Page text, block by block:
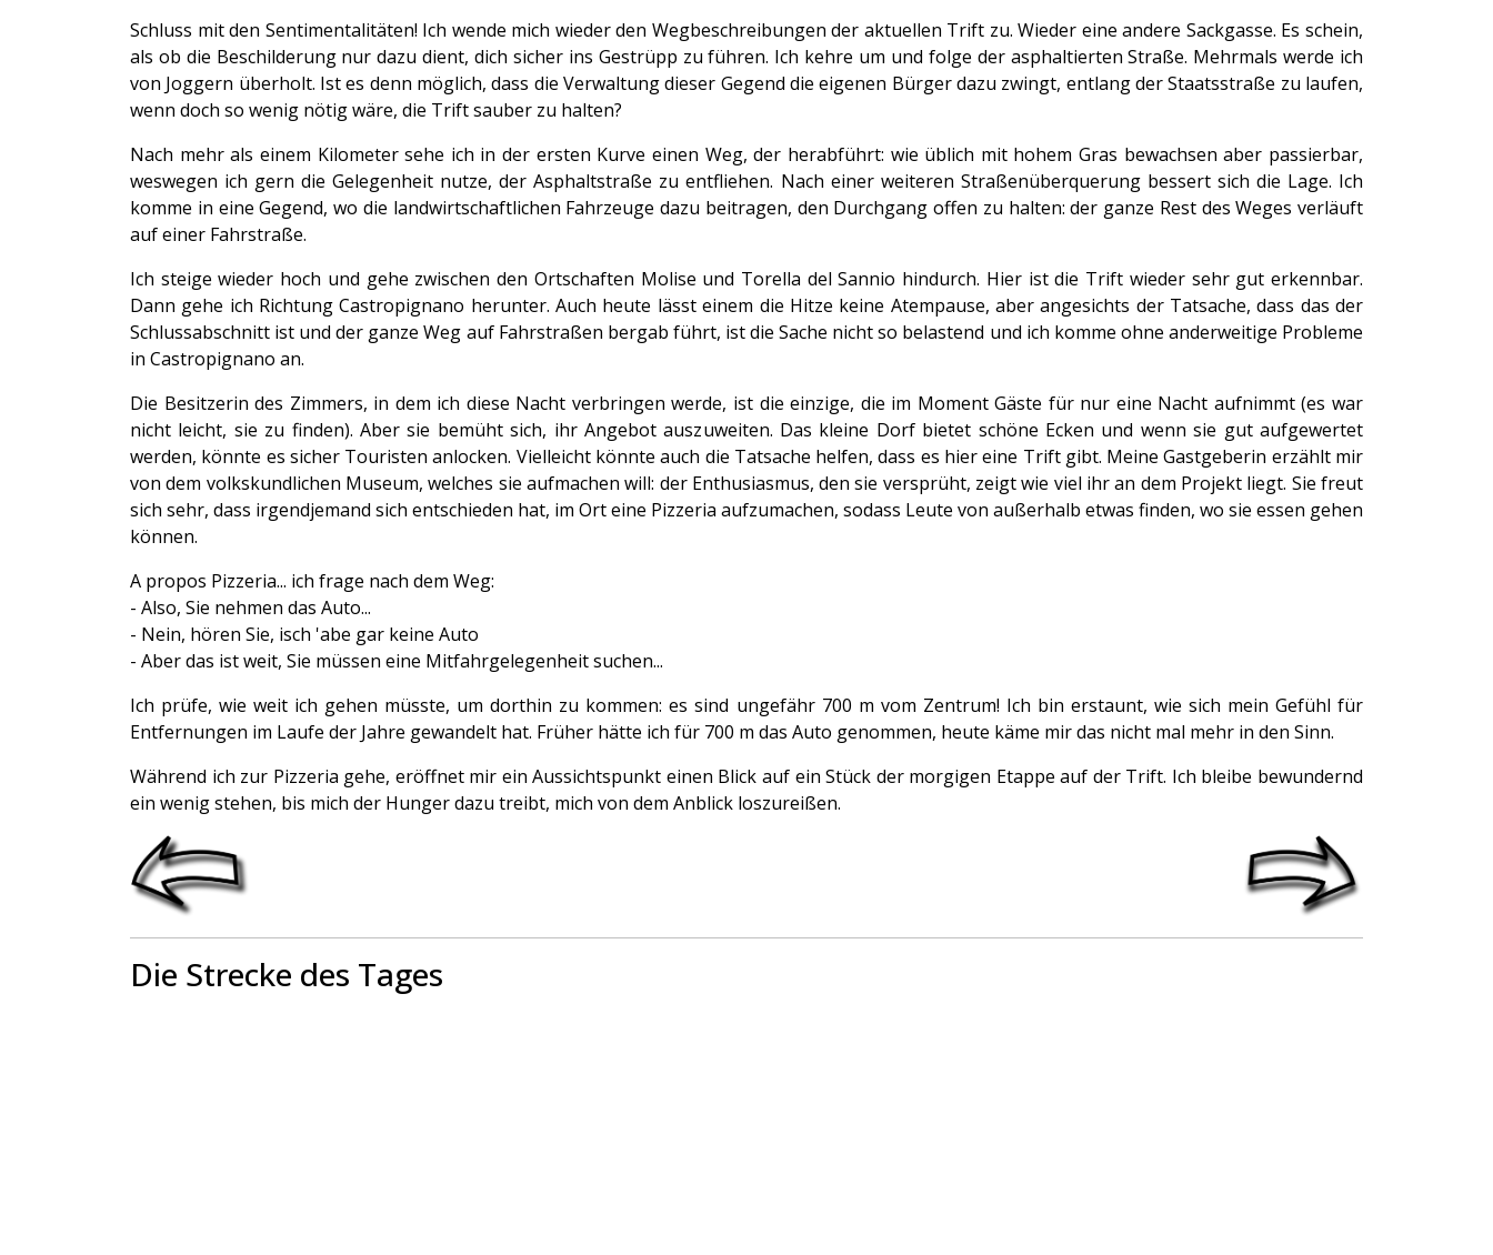
Schluss mit den Sentimentalitäten! Ich wende mich wieder den Wegbeschreibungen der aktuellen Trift zu. Wieder eine andere Sackgasse. Es schein,
als ob die Beschilderung nur dazu dient, dich sicher ins Gestrüpp zu führen. Ich kehre um und folge der asphaltierten Straße. Mehrmals werde ich
von Joggern überholt. Ist es denn möglich, dass die Verwaltung dieser Gegend die eigenen Bürger dazu zwingt, entlang der Staatsstraße zu laufen,
wenn doch so wenig nötig wäre, die Trift sauber zu halten?
Nach mehr als einem Kilometer sehe ich in der ersten Kurve einen Weg, der herabführt: wie üblich mit hohem Gras bewachsen aber passierbar,
weswegen ich gern die Gelegenheit nutze, der Asphaltstraße zu entfliehen. Nach einer weiteren Straßenüberquerung bessert sich die Lage. Ich
komme in eine Gegend, wo die landwirtschaftlichen Fahrzeuge dazu beitragen, den Durchgang offen zu halten: der ganze Rest des Weges verläuft
auf einer Fahrstraße.
Ich steige wieder hoch und gehe zwischen den Ortschaften Molise und Torella del Sannio hindurch. Hier ist die Trift wieder sehr gut erkennbar.
Dann gehe ich Richtung Castropignano herunter. Auch heute lässt einem die Hitze keine Atempause, aber angesichts der Tatsache, dass das der
Schlussabschnitt ist und der ganze Weg auf Fahrstraßen bergab führt, ist die Sache nicht so belastend und ich komme ohne anderweitige Probleme
in Castropignano an.
Die Besitzerin des Zimmers, in dem ich diese Nacht verbringen werde, ist die einzige, die im Moment Gäste für nur eine Nacht aufnimmt (es war
nicht leicht, sie zu finden). Aber sie bemüht sich, ihr Angebot auszuweiten. Das kleine Dorf bietet schöne Ecken und wenn sie gut aufgewertet
werden, könnte es sicher Touristen anlocken. Vielleicht könnte auch die Tatsache helfen, dass es hier eine Trift gibt. Meine Gastgeberin erzählt mir
von dem volkskundlichen Museum, welches sie aufmachen will: der Enthusiasmus, den sie versprüht, zeigt wie viel ihr an dem Projekt liegt. Sie freut
sich sehr, dass irgendjemand sich entschieden hat, im Ort eine Pizzeria aufzumachen, sodass Leute von außerhalb etwas finden, wo sie essen gehen
können.
A propos Pizzeria... ich frage nach dem Weg:
- Also, Sie nehmen das Auto...
- Nein, hören Sie, isch 'abe gar keine Auto
- Aber das ist weit, Sie müssen eine Mitfahrgelegenheit suchen...
Ich prüfe, wie weit ich gehen müsste, um dorthin zu kommen: es sind ungefähr 700 m vom Zentrum! Ich bin erstaunt, wie sich mein Gefühl für
Entfernungen im Laufe der Jahre gewandelt hat. Früher hätte ich für 700 m das Auto genommen, heute käme mir das nicht mal mehr in den Sinn.
Während ich zur Pizzeria gehe, eröffnet mir ein Aussichtspunkt einen Blick auf ein Stück der morgigen Etappe auf der Trift. Ich bleibe bewundernd
ein wenig stehen, bis mich der Hunger dazu treibt, mich von dem Anblick loszureißen.
Die Strecke des Tages